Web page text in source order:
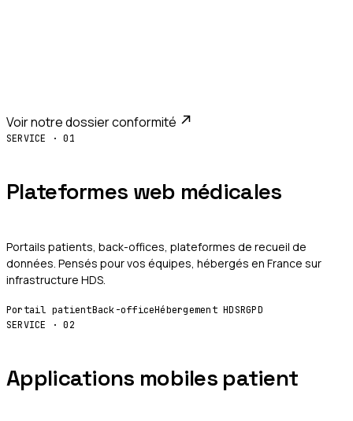
Voir notre dossier conformité
SERVICE ·01
Plateformes web médicales
Portails patients, back-offices, plateformes de recueil de
données. Pensés pour vos équipes, hébergés en France sur
infrastructure HDS.
Portail patientBack-officeHébergement HDSRGPD
SERVICE ·02
Applications mobiles patient